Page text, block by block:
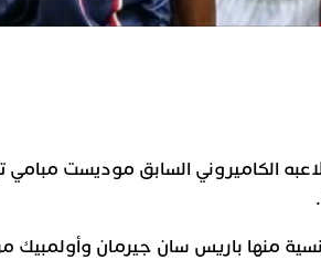
الكاميروني السابق موديست
منها باريس سان جيرمان وأولمبيك